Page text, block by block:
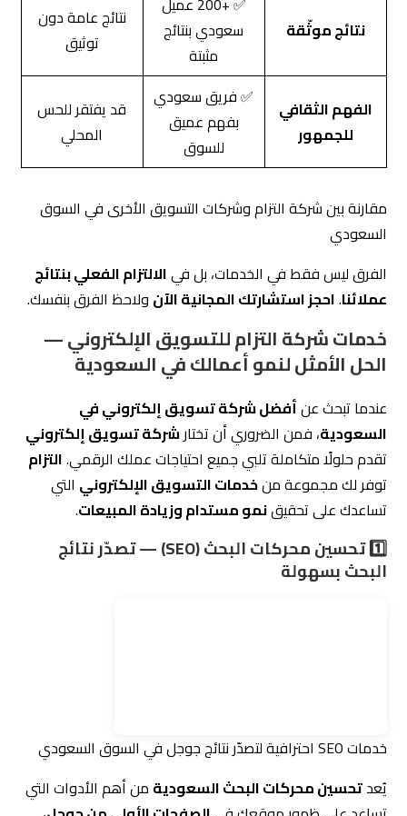
نتائج موثّقة
سعودي بنتائج
مثبتة
نتائج عامة دون
توثيق
الفهم الثقافي
للجمهور
✅ فريق سعودي
بفهم عميق
للسوق
قد يفتقر للحس
المحلي
مقارنة بين شركة التزام وشركات التسويق الأخرى في السوق
السعودي
الفرق ليس فقط في الخدمات، بل فيالالتزام الفعلي بنتائج
عملائنا.احجز استشارتك المجانية الآن ولاحظ الفرق بنفسك.
خدمات شركة التزام للتسويق الإلكتروني —
الحل الأمثل لنمو أعمالك في السعودية
عندما تبحث عنأفضل شركة تسويق إلكتروني في
السعودية، فمن الضروري أن تختارشركة تسويق إلكتروني
تقدم حلولًا متكاملة تلبي جميع احتياجات عملك الرقمي.التزام
توفر لك مجموعة منخدماتالتسويق الإلكتروني التي
تساعدك على تحقيقنمو مستدام وزيادة المبيعات.
1️⃣ تحسين محركات البحث (SEO) — تصدّر نتائج
البحث بسهولة
مما يزيد من فرص جذب العملاء المحتملين.
كيف تساعدك التزام في تحسين السيو لموقعك؟